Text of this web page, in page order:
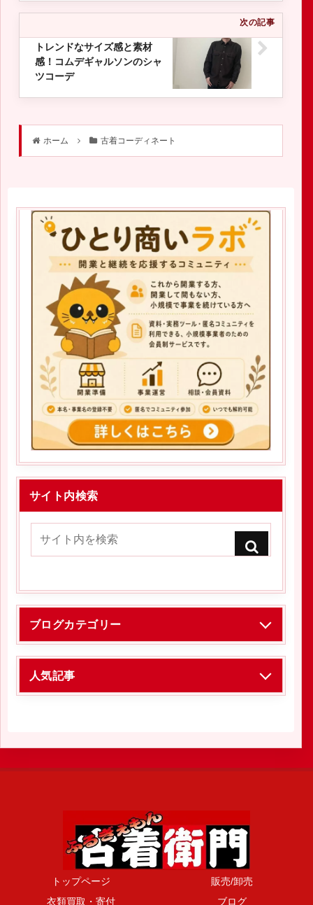
トレンドなサイズ感と素材
感！コムデギャルソンのシャ
ツコーデ
ホーム 古着コーディネート
サイト内検索
ブログカテゴリー
人気記事
トップページ
販売/卸売
衣類買取・寄付
ブログ